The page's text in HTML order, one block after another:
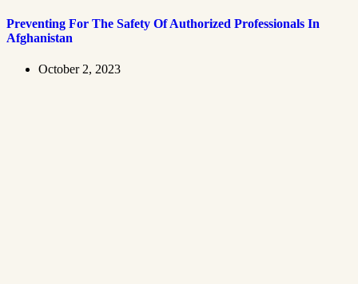
Preventing For The Safety Of Authorized Professionals In
Afghanistan
October 2, 2023